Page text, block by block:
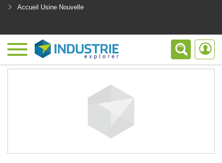
Accueil Usine Nouvelle